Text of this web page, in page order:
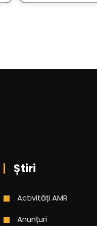
Știri
Activități AMR
Anunțuri